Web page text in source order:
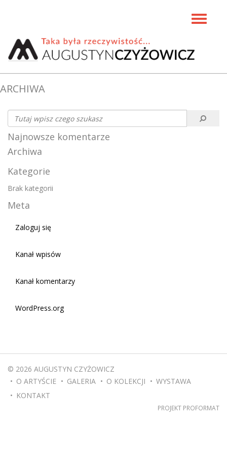
Toggle
ARCHIWA
Najnowsze komentarze
Archiwa
Kategorie
Brak kategorii
Meta
Zaloguj się
Kanał wpisów
Kanał komentarzy
WordPress.org
© 2026 AUGUSTYN CZYŻOWICZ
O ARTYŚCIE
GALERIA O KOLEKCJI
WYSTAWA
KONTAKT
PROJEKT PROFORMAT